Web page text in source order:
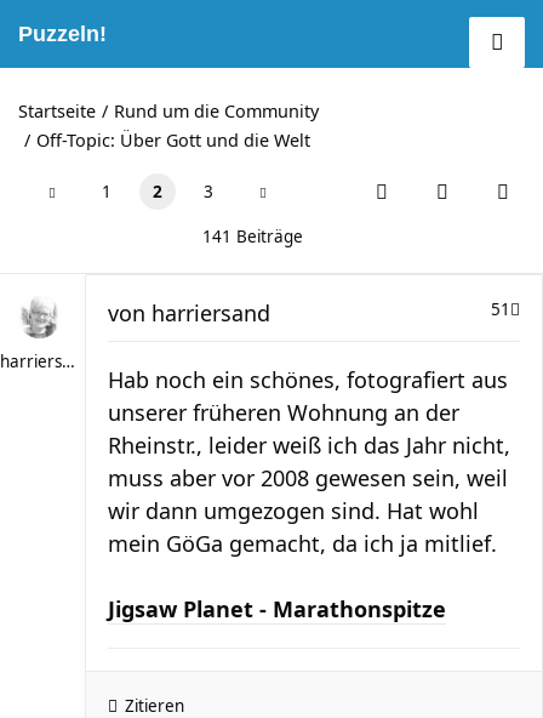
Puzzeln!
Startseite
Rund um die Community
Off-Topic: Über Gott und die Welt
1 2 3
141 Beiträge
harriersand
51
von harriersand
Hab noch ein schönes, fotografiert aus
unserer früheren Wohnung an der
Rheinstr., leider weiß ich das Jahr nicht,
muss aber vor 2008 gewesen sein, weil
wir dann umgezogen sind. Hat wohl
mein GöGa gemacht, da ich ja mitlief.
Jigsaw Planet - Marathonspitze
Zitieren